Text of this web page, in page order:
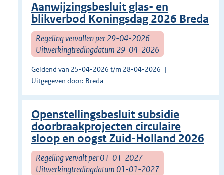
Aanwijzingsbesluit glas- en
blikverbod Koningsdag 2026 Breda
Regeling vervallen per 29-04-2026
Uitwerkingtredingdatum 29-04-2026
Geldend van 25-04-2026 t/m 28-04-2026
Uitgegeven door: Breda
Openstellingsbesluit subsidie
doorbraakprojecten circulaire
sloop en oogst Zuid-Holland 2026
Regeling vervalt per 01-01-2027
Uitwerkingtredingdatum 01-01-2027